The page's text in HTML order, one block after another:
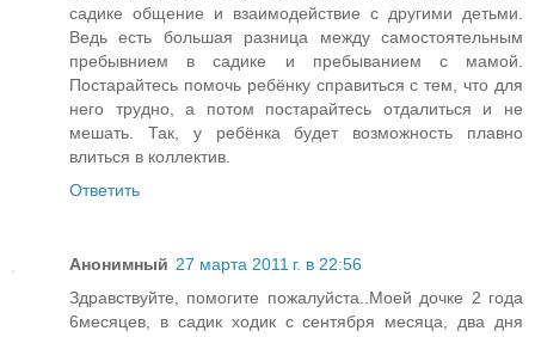
садике общение и взаимодействие с другими детьми.
Ведь есть большая разница между самостоятельным
пребывнием в садике и пребыванием с мамой.
Постарайтесь помочь ребёнку справиться с тем, что для
него трудно, а потом постарайтесь отдалиться и не
мешать. Так, у ребёнка будет возможность плавно
влиться в коллектив.
Ответить
Анонимный 27 марта 2011 г. в 22:56
Здравствуйте, помогите пожалуйста..Моей дочке 2 года
6месяцев, в садик ходик с сентября месяца, два дня